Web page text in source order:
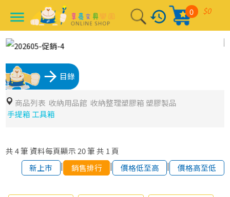
menu history $0
0
arrow_forward 目錄
商品列表 收納用品館 收納整理塑膠箱 塑膠製品
手提箱 工具箱
共 4筆 資料每頁顯示 20筆 共 1 頁
新上市
| 銷售排行 | 價格低至高 | 價格高至低